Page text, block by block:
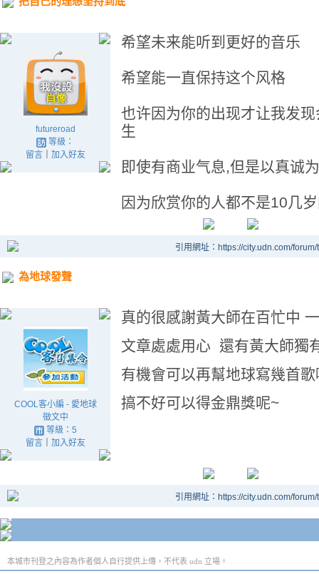
futureroad
等級：
留言｜ 加入好友
希望未来能听到更好的音乐
希望能一直保持这个风格
也许因为你的出现才让我发
生
即使有商业气息,但是以真诚
因为欣赏你的人都不是10几
引用網址：https://city.udn.com/
為地球發聲
COOL客小編 - 愛地球
徵文中
等級：5
留言｜ 加入好友
真的很感謝黃大師在百忙中
文章處處用心 還有黃大師獨
有機會可以再幫地球寫幾首歌
搞不好可以得金鼎獎呢~
引用網址：https://city.udn.com/
本城市刊登之內容為作者個人自行提供上傳，不代表 udn 立場。